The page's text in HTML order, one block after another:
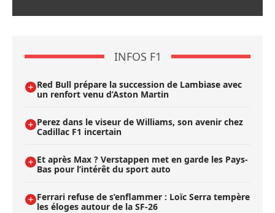
INFOS F1
Red Bull prépare la succession de Lambiase avec
un renfort venu d’Aston Martin
Perez dans le viseur de Williams, son avenir chez
Cadillac F1 incertain
Et après Max ? Verstappen met en garde les Pays-
Bas pour l’intérêt du sport auto
Ferrari refuse de s’enflammer : Loïc Serra tempère
les éloges autour de la SF-26